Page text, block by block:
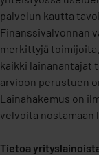
palvelun kautta
Finanssivalvonnan
merkittyjä
kaikki lainanantajat
arvioon perustuen
Lainahakemus on
velvoita nostamaan
Tietoa